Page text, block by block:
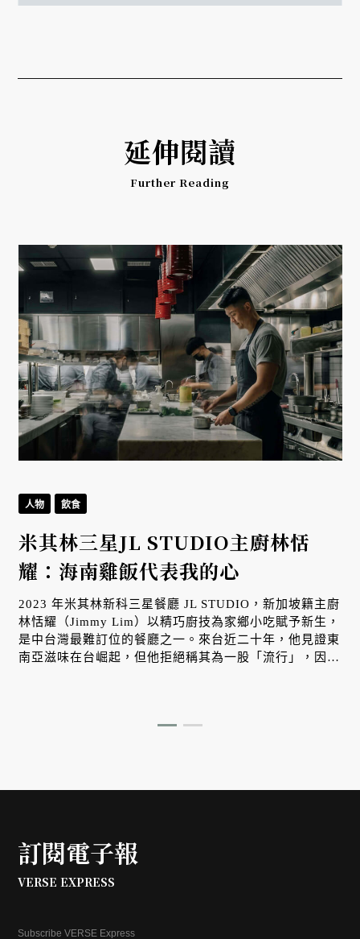
延伸閱讀
Further Reading
人物 飲食
米其林三星JL STUDIO主廚林恬
耀：海南雞飯代表我的心
2023 年米其林新科三星餐廳 JL STUDIO，新加坡籍主廚
林恬耀（Jimmy Lim）以精巧廚技為家鄉小吃賦予新生，
是中台灣最難訂位的餐廳之一。來台近二十年，他見證東
南亞滋味在台崛起，但他拒絕稱其為一股「流行」，因他
訂閱電子報
VERSE EXPRESS
Subscribe VERSE Express